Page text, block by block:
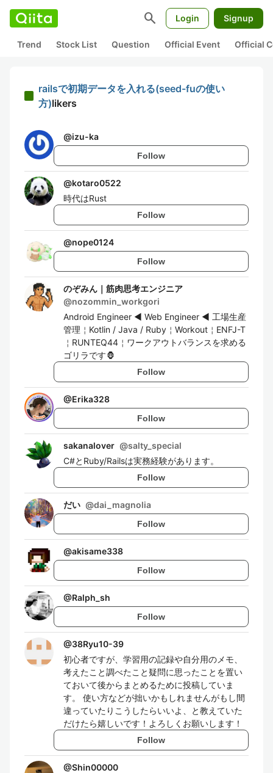
search Login Signup
Trend Stock List Question Official Event Official
railsで初期データを入れる(seed-fuの使い
方)likers
@izu-ka
Follow
@kotaro0522
時代はRust
Follow
@nope0124
Follow
のぞみん｜筋肉思考エンジニア
@nozommin_workgori
Android Engineer ◀︎ Web Engineer ◀︎ 工場生産
管理￤Kotlin / Java / Ruby￤Workout￤ENFJ-T
￤RUNTEQ44￤ワークアウトバランスを求める
ゴリラです🦍
Follow
@Erika328
Follow
sakanalover @salty_special
C#とRuby/Railsは実務経験があります。
Follow
だい @dai_magnolia
Follow
@akisame338
Follow
@Ralph_sh
Follow
@38Ryu10-39
初心者ですが、学習用の記録や自分用のメモ、
考えたこと調べたこと疑問に思ったことを置い
ておいて後からまとめるために投稿していま
す。 使い方などが拙いかもしれませんがもし間
違っていたりこうしたらいいよ、と教えていた
だけたら嬉しいです！よろしくお願いします！
Follow
@Shin00000